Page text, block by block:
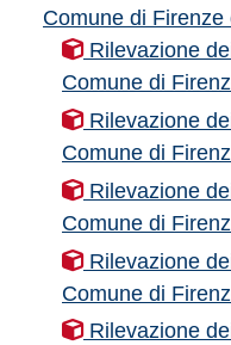
Comune di Firenze
Rilevazione
Comune di
Rilevazione
Comune di
Rilevazione
Comune di
Rilevazione
Comune di
Rilevazione